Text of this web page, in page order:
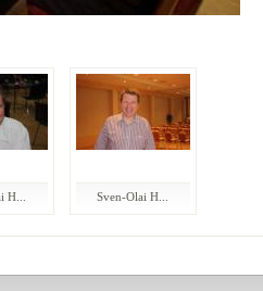
H... Sven-Olai H...